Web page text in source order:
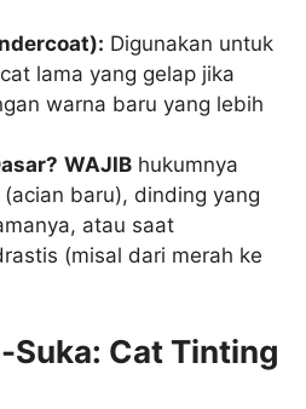
Digunakan untuk
lama yang gelap jika
warna baru yang lebih
WAJIB hukumnya
baru), dinding yang
atau saat
(misal dari merah ke
Suka: Cat Tinting